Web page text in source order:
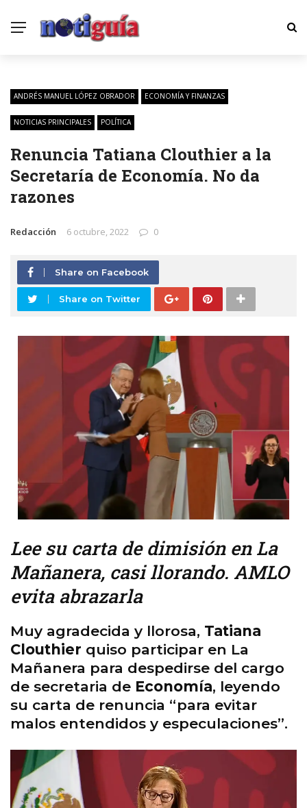
ANDRÉS MANUEL LÓPEZ OBRADOR ECONOMÍA Y FINANZAS
NOTICIAS PRINCIPALES POLÍTICA
Renuncia Tatiana Clouthier a la
Secretaría de Economía. No da
razones
Redacción 6 octubre, 2022 0
Share on Facebook
Share on Twitter
Lee su carta de dimisión en La
Mañanera, casi llorando. AMLO
evita abrazarla
Muy agradecida y llorosa, Tatiana
Clouthier quiso participar en La
Mañanera para despedirse del cargo
de secretaria de Economía, leyendo
su carta de renuncia “para evitar
malos entendidos y especulaciones”.